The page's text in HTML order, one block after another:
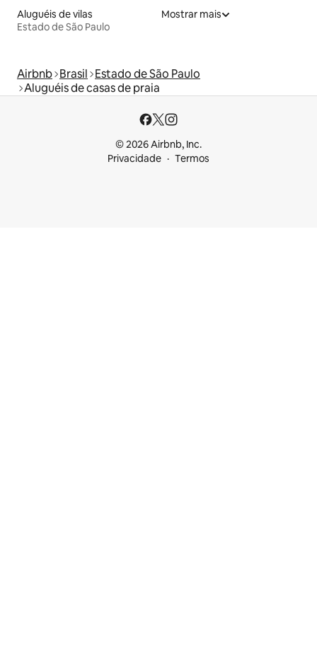
Aluguéis de vilas
Estado de São Paulo
Mostrar mais
Airbnb Brasil Estado de São Paulo
Aluguéis de casas de praia
© 2026 Airbnb, Inc.
Privacidade
Termos